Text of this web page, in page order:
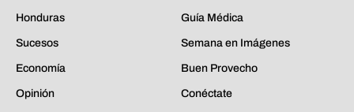
Honduras
Sucesos
Economía
Opinión
Guía Médica
Semana en Imágenes
Buen Provecho
Conéctate